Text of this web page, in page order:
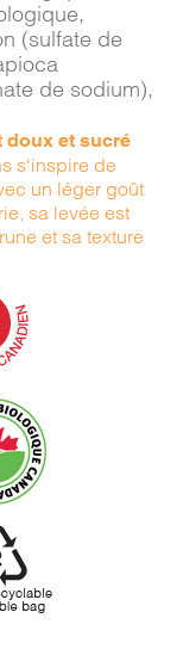
(sulfate de
de sodium),
doux et sucré
s'inspire de
un léger goût
sa levée est
et sa texture